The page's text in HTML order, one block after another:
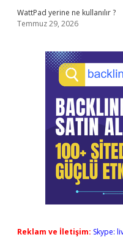
WattPad yerine ne kullanılır ?
Temmuz 29, 2026
Reklam ve İletişim: Skype: